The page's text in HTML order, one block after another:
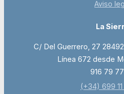
Aviso
La
C/ Del Guerrero, 27
Línea 672 desde
916 79
(+34) 699